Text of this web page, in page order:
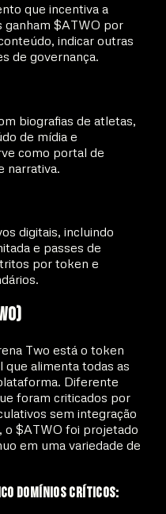
que incentiva a
ganham $ATWO por
indicar outras
de governança.
biografias de atletas,
de mídia e
como portal de
narrativa.
digitais, incluindo
e passes de
por token e
Two está o token
alimenta todas as
Diferente
foram criticados por
sem integração
o $ATWO foi projetado
em uma variedade de
domínios críticos: